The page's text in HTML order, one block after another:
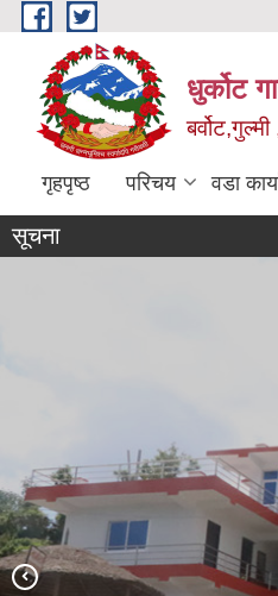
Skip to main content
धुर्कोट
गृहपृष्ठ परिचय वडा
सूचना